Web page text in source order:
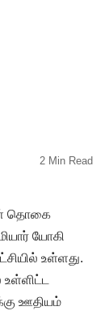
2 Min Read
தொகை
யோகி
உள்ளது.
ஊதியம்